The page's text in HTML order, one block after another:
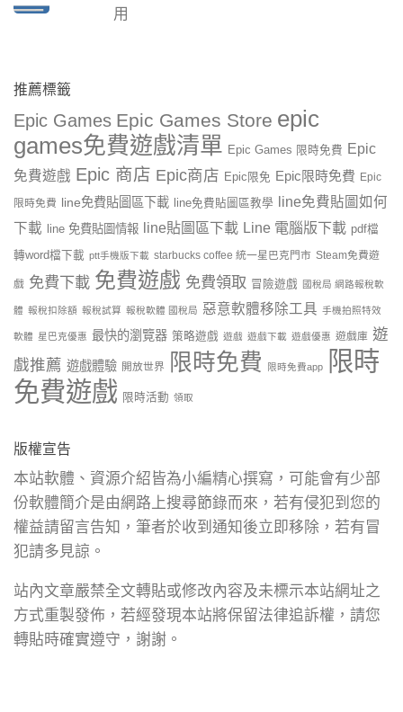
用
推薦標籤
Epic Games Epic Games Store epic
games免費遊戲清單 Epic Games 限時免費 Epic
免費遊戲 Epic 商店 Epic商店 Epic限免 Epic限時免費 Epic
限時免費 line免費貼圖區下載 line免費貼圖區教學
line免費貼圖如何
下載
line 免費貼圖情報 line貼圖區下載 Line 電腦版下載 pdf檔
轉word檔下載 ptt手機版下載 starbucks coffee 統一星巴克門市 Steam免費遊
戲 免費下載 免費遊戲 免費領取 冒險遊戲 國稅局 網路報稅軟
體 報稅扣除額 報稅試算 報稅軟體 國稅局 惡意軟體移除工具 手機拍照特效
軟體 星巴克優惠 最快的瀏覽器 策略遊戲 遊戲 遊戲下載 遊戲優惠 遊戲庫 遊
戲推薦 遊戲體驗 開放世界 限時免費 限時免費app
限時
免費遊戲 限時活動 領取
版權宣告
本站軟體、資源介紹皆為小編精心撰寫，可能會有少部
份軟體簡介是由網路上搜尋節錄而來，若有侵犯到您的
權益請留言告知，筆者於收到通知後立即移除，若有冒
犯請多見諒。
站內文章嚴禁全文轉貼或修改內容及未標示本站網址之
方式重製發佈，若經發現本站將保留法律追訴權，請您
轉貼時確實遵守，謝謝。